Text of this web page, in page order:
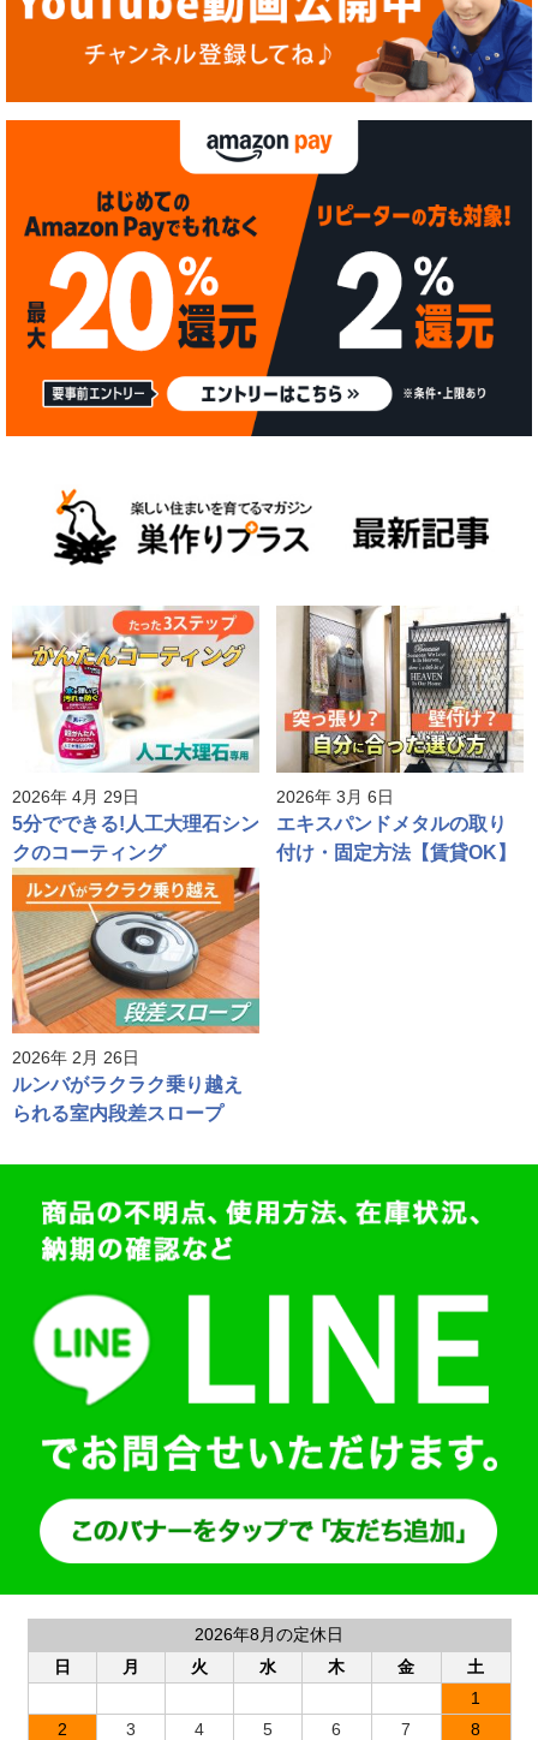
2026年 4月 29日
5分でできる!人工大理石シン
クのコーティング
2026年 3月 6日
エキスパンドメタルの取り
付け・固定方法【賃貸OK】
2026年 2月 26日
ルンバがラクラク乗り越え
られる室内段差スロープ
2026年8月の定休日
日
月 火 水 木 金
土
1
2
3 4 5 6 7
8